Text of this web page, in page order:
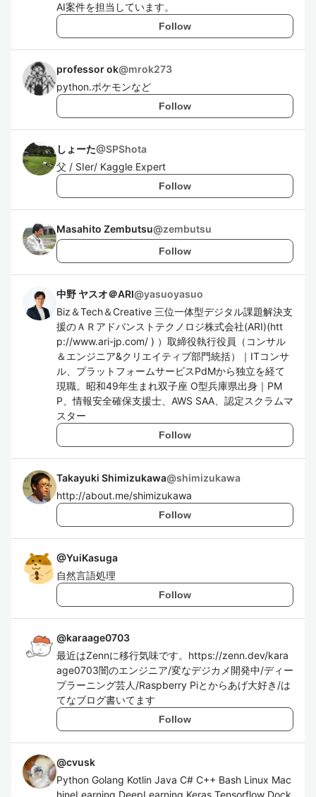
AI案件を担当しています。
Follow
professor ok@mrok273
python.ポケモンなど
Follow
しょーた@SPShota
父 / SIer/ Kaggle Expert
Follow
Masahito Zembutsu@zembutsu
Follow
中野 ヤスオ＠ARI@yasuoyasuo
Biz＆Tech＆Creative 三位一体型デジタル課題解決支
援のＡＲアドバンストテクノロジ株式会社(ARI)(htt
p://www.ari-jp.com/ ) ）取締役執行役員（コンサル
＆エンジニア&クリエイティブ部門統括）｜ITコンサ
ル、プラットフォームサービスPdMから独立を経て
現職。昭和49年生まれ双子座 O型兵庫県出身｜PM
P、情報安全確保支援士、AWS SAA、認定スクラムマ
スター
Follow
Takayuki Shimizukawa@shimizukawa
http://about.me/shimizukawa
Follow
@YuiKasuga
自然言語処理
Follow
@karaage0703
最近はZennに移行気味です。https://zenn.dev/kara
age0703闇のエンジニア/変なデジカメ開発中/ディー
プラーニング芸人/Raspberry Piとからあげ大好き/は
てなブログ書いてます
Follow
@cvusk
Python Golang Kotlin Java C# C++ Bash Linux Mac
hineLearning DeepLearning Keras Tensorflow Dock